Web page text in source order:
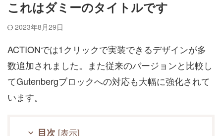
これはダミーのタイトルです
2023年8月29日
ACTIONでは1クリックで実装できるデザインが多
数追加されました。また従来のバージョンと比較し
てGutenbergブロックへの対応も大幅に強化されて
います。
目次 [表示]